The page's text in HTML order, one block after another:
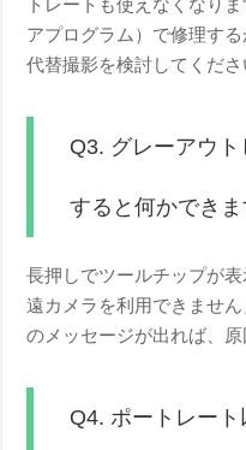
トレートも使えなくなり
アプログラム）で修理す
代替撮影を検討してくださ
Q3. グレーアウ
すると何かできま
長押しでツールチップが
遠カメラを利用できませ
のメッセージが出れば、原
Q4. ポートレー